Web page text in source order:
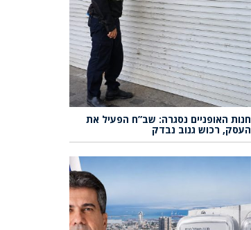
חנות האופניים נסגרה: שב”ח הפעיל את
העסק, רכוש גנוב נבדק